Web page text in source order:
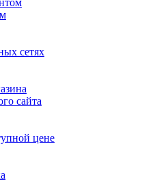
сетях
сайта
цене